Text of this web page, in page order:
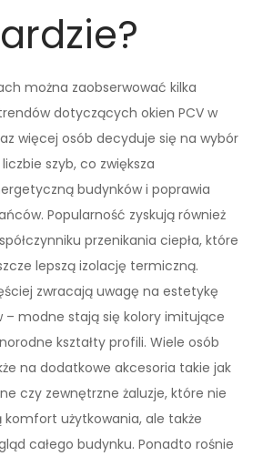
można zaobserwować kilka
dotyczących okien PCV w
więcej osób decyduje się na wybór
szyb, co zwiększa
budynków i poprawia
Popularność zyskują również
przenikania ciepła, które
lepszą izolację termiczną.
zwracają uwagę na estetykę
– modne stają się kolory imitujące
kształty profili. Wiele osób
na dodatkowe akcesoria takie jak
czy zewnętrzne żaluzje, które nie
komfort użytkowania, ale także
całego budynku. Ponadto rośnie